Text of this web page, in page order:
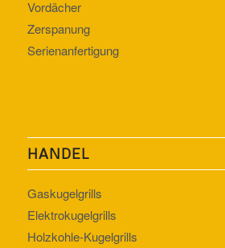
Vordächer
Zerspanung
Serienanfertigung
HANDEL
Gaskugelgrills
Elektrokugelgrills
Holzkohle-Kugelgrills